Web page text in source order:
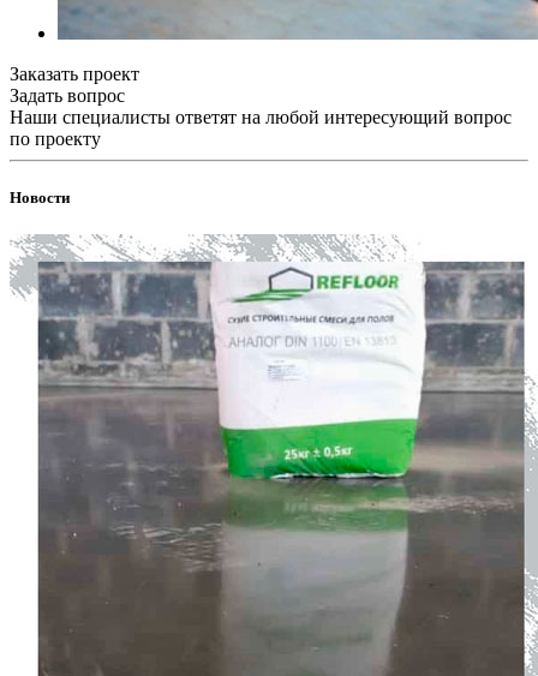
Заказать проект
Задать вопрос
Наши специалисты ответят на любой интересующий вопрос
по проекту
Новости